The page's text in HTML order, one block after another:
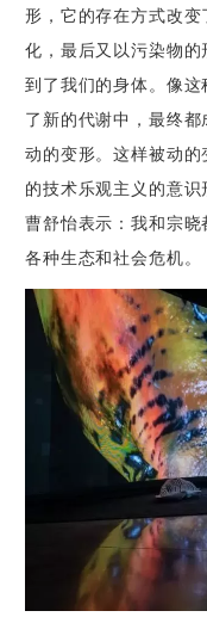
形，它的存在方式改
化，最后又以污染物
到了我们的身体。像
了新的代谢中，最终
动的变形。这样被动
的技术乐观主义的意
曹舒怡表示：我和宗
各种生态和社会危机。